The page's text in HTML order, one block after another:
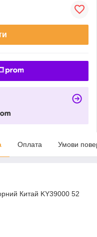
Оплата Умови
Китай KY39000 52